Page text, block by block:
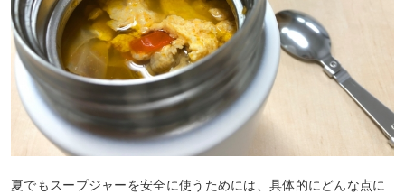
夏でもスープジャーを安全に使うためには、具体的にどんな点に